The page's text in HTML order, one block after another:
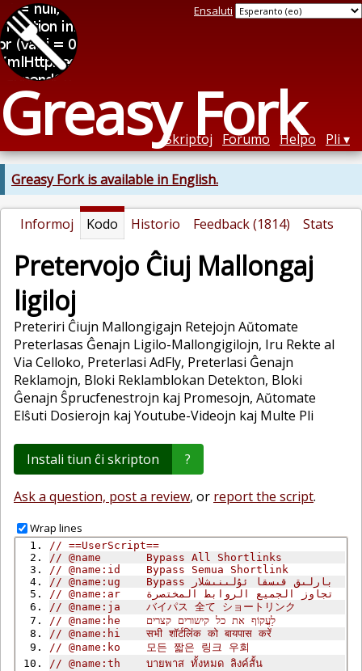
Greasy Fork
Ensaluti
Skriptoj Forumo Helpo Pli
Greasy Fork is available in English.
Informoj Kodo Historio Feedback (1814) Stats
Pretervojo Ĉiuj Mallongaj
ligiloj
Preteriri Ĉiujn Mallongigajn Retejojn Aŭtomate
Preterlasas Ĝenajn Ligilo-Mallongigilojn, Iru Rekte al
Via Celloko, Preterlasi AdFly, Preterlasi Ĝenajn
Reklamojn, Bloki Reklamblokan Detekton, Bloki
Ĝenajn Ŝprucfenestrojn kaj Promesojn, Aŭtomate
Elŝuti Dosierojn kaj Youtube-Videojn kaj Multe Pli
Instali tiun ĉi skripton ?
Ask a question, post a review, or report the script.
Wrap lines
// ==UserScript==
// @name       Bypass All Shortlinks
// @name:id    Bypass Semua Shortlink
// @name:ug    Bypass بارلىق قىسقا ئۇلىنىشلار
// @name:ar    تجاوز الجميع الروابط المختصرة
// @name:ja    バイパス 全て ショートリンク
// @name:he    לַעֲקוֹף את כל קישורים קצרים
// @name:hi    सभी शॉर्टलिंक को बायपास करें
// @name:ko    모든 짧은 링크 우회
// @name:th    บายพาส ทั้งหมด ลิงค์สั้น